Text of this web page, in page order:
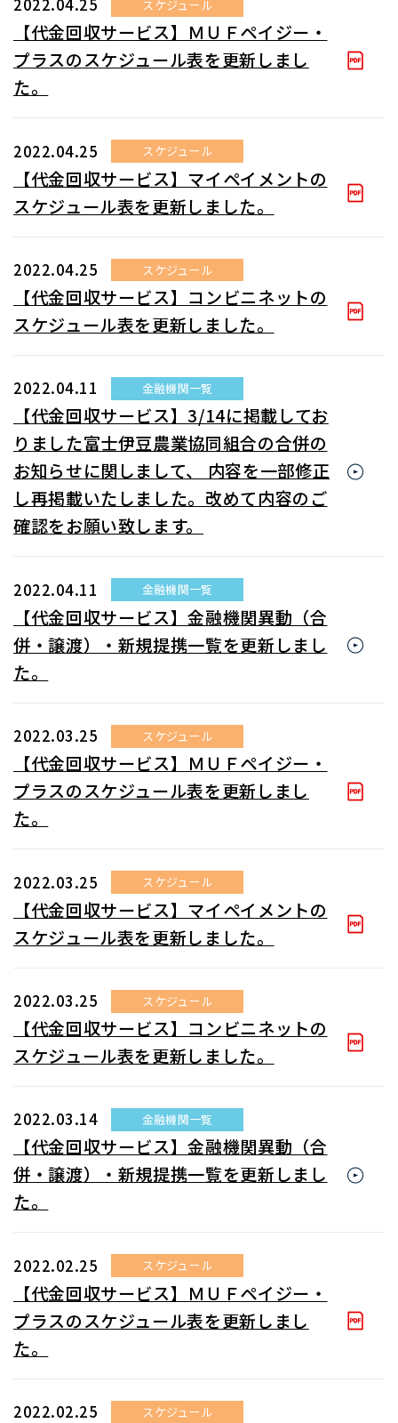
2022.04.25 スケジュール
【代金回収サービス】ＭＵＦペイジー・
プラスのスケジュール表を更新しまし
た。
2022.04.25 スケジュール
【代金回収サービス】マイペイメントの
スケジュール表を更新しました。
2022.04.25 スケジュール
【代金回収サービス】コンビニネットの
スケジュール表を更新しました。
2022.04.11 金融機関一覧
【代金回収サービス】3/14に掲載してお
りました富士伊豆農業協同組合の合併の
お知らせに関しまして、 内容を一部修正
し再掲載いたしました。改めて内容のご
確認をお願い致します。
2022.04.11 金融機関一覧
【代金回収サービス】金融機関異動（合
併・譲渡）・新規提携一覧を更新しまし
た。
2022.03.25 スケジュール
【代金回収サービス】ＭＵＦペイジー・
プラスのスケジュール表を更新しまし
た。
2022.03.25 スケジュール
【代金回収サービス】マイペイメントの
スケジュール表を更新しました。
2022.03.25 スケジュール
【代金回収サービス】コンビニネットの
スケジュール表を更新しました。
2022.03.14 金融機関一覧
【代金回収サービス】金融機関異動（合
併・譲渡）・新規提携一覧を更新しまし
た。
2022.02.25 スケジュール
【代金回収サービス】ＭＵＦペイジー・
プラスのスケジュール表を更新しまし
た。
2022.02.25 スケジュール